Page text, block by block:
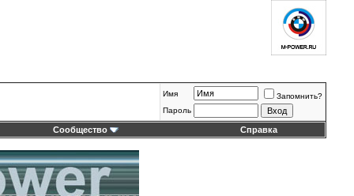
Имя
Запомнить?
Пароль
Сообщество Справка